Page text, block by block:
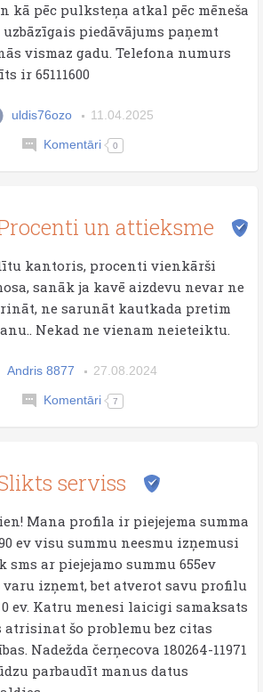
kā pēc pulksteņa atkal pēc mēneša
piedāvājums paņemt
vismaz gadu. Telefona numurs
ir 65111600
uldis76ozo 11.04.2025
Komentāri 0
un attieksme
kantoris, procenti vienkārši
sanāk ja kavē aizdevu nevar ne
ne sarunāt kautkada pretim
Nekad ne vienam neieteiktu.
Andris 8877 27.08.2024
Komentāri 7
serviss
Mana profila ir piejejema summa
ev visu summu neesmu izņemusi
sms ar piejejamo summu 655ev
izņemt, bet atverot savu profilu
ev. Katru menesi laicigi samaksats
šo problemu bez citas
Nadežda čerņecova 180264-11971
parbaudīt manus datus